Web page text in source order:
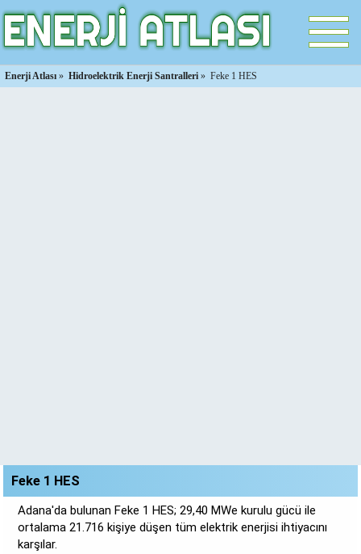
Enerji Atlası » Hidroelektrik Enerji Santralleri » Feke 1 HES
Feke 1 HES
Adana'da bulunan Feke 1 HES; 29,40 MWe kurulu gücü ile
ortalama 21.716 kişiye düşen tüm elektrik enerjisi ihtiyacını
karşılar.